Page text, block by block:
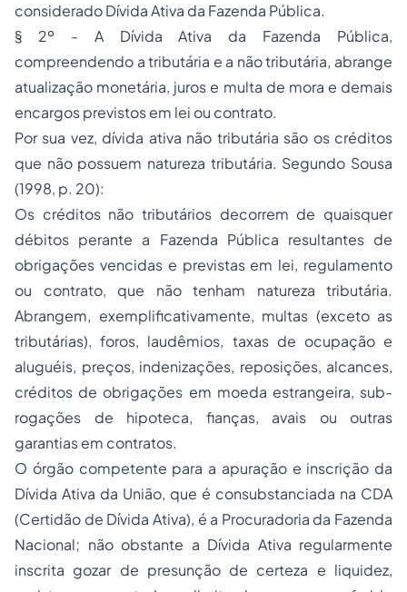
considerado Dívida Ativa da Fazenda Pública.
§ 2º - A Dívida Ativa da Fazenda Pública,
compreendendo a tributária e a não tributária, abrange
atualização monetária, juros e multa de mora e demais
encargos previstos em lei ou contrato.
Por sua vez, dívida ativa não tributária são os créditos
que não possuem natureza tributária. Segundo Sousa
(1998, p. 20):
Os créditos não tributários decorrem de quaisquer
débitos perante a Fazenda Pública resultantes de
obrigações vencidas e previstas em lei, regulamento
ou contrato, que não tenham natureza tributária.
Abrangem, exemplificativamente, multas (exceto as
tributárias), foros, laudêmios, taxas de ocupação e
aluguéis, preços, indenizações, reposições, alcances,
créditos de obrigações em moeda estrangeira, sub-
rogações de hipoteca, fianças, avais ou outras
garantias em contratos.
O órgão competente para a apuração e inscrição da
Dívida Ativa da União, que é consubstanciada na CDA
(Certidão de Dívida Ativa), é a Procuradoria da Fazenda
Nacional; não obstante a Dívida Ativa regularmente
inscrita gozar de presunção de certeza e liquidez,